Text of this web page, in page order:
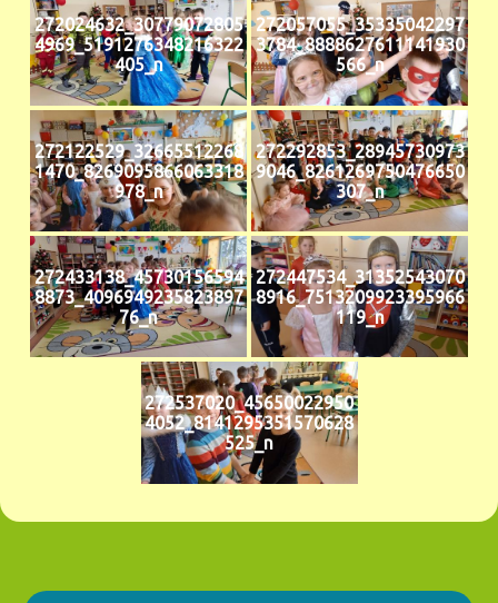
272024632_30779072805
4969_5191276348216322
405_n
272057055_35335042297
3784_8888627611141930
566_n
272122529_32665512268
1470_8269095866063318
978_n
272292853_28945730973
9046_8261269750476650
307_n
272433138_45730156594
8873_4096949235823897
76_n
272447534_31352543070
8916_7513209923395966
119_n
272537020_45650022950
4052_8141295351570628
525_n